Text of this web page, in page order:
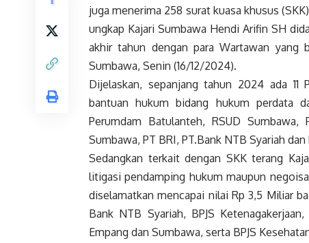
juga menerima 258 surat kuasa khusus
ungkap Kajari Sumbawa Hendi Arifin SH
akhir tahun dengan para Wartawan
Sumbawa, Senin (16/12/2024).
Dijelaskan, sepanjang tahun 2024 ada 11
bantuan hukum bidang hukum perdata
Perumdam Batulanteh, RSUD
Sumbawa, PT BRI, PT.Bank NTB Syariah
Sedangkan terkait dengan SKK terang
litigasi pendamping hukum maupun
diselamatkan mencapai nilai Rp 3,5 Miliar
Bank NTB Syariah, BPJS
Empang dan Sumbawa, serta BPJS